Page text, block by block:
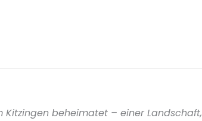
beheimatet – einer